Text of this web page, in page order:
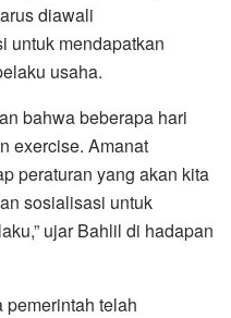
diawali
untuk mendapatkan
usaha.
bahwa beberapa hari
exercise. Amanat
peraturan yang akan kita
sosialisasi untuk
ujar Bahlil di hadapan
telah